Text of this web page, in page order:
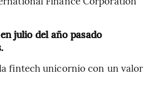
julio del año pasado
fintech unicornio con un valor